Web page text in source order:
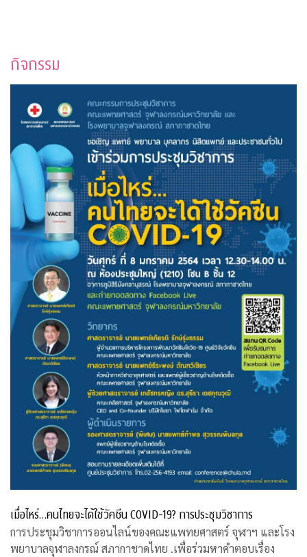
กิจกรรม
เมื่อไหร่…คนไทยจะได้ใช้วัคซีน COVID-19? การประชุมวิชาการ
การประชุมวิชาการออนไลน์ของคณะแพทยศาสตร์ จุฬาฯ และโรง
พยาบาลจุฬาลงกรณ์ สภากาชาดไทย .เพื่อร่วมหาคำตอบเรื่อง